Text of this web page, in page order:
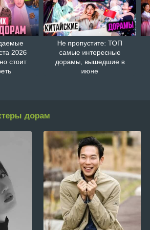
2026
стоит
Не пропустите: ТОП
самые интересные
дорамы, вышедшие в
июне
дорам